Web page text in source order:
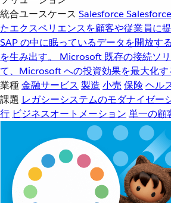
統合ユースケース Salesforce
たエクスペリエンスを顧客や従業員に
SAP の中に眠っているデータを開放す
を生み出す。
Microsoft 既存の接続ソ
て、Microsoft への投資効果を最大化す
業種金融サービス 製造 小売 保険 ヘル
課題 レガシーシステムのモダナイゼー
行 ビジネスオートメーション 単一の顧